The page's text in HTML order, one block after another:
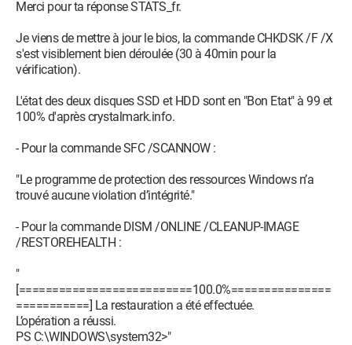
Merci pour ta réponse STATS_fr.
Je viens de mettre à jour le bios, la commande CHKDSK /F /X
s'est visiblement bien déroulée (30 à 40min pour la
vérification).
L'état des deux disques SSD et HDD sont en "Bon Etat" à 99 et
100% d'après crystalmark.info.
- Pour la commande SFC /SCANNOW :
"Le programme de protection des ressources Windows n’a
trouvé aucune violation d’intégrité."
- Pour la commande DISM /ONLINE /CLEANUP-IMAGE
/RESTOREHEALTH :
"
[==========================100.0%===============
===========] La restauration a été effectuée.
L’opération a réussi.
PS C:\WINDOWS\system32>"